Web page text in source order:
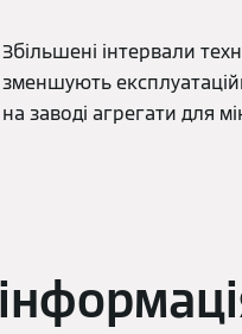
Збільшені інтервали
зменшують
на заводі агрегати для